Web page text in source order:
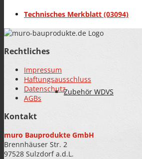
BAUWERKSABDICHTUNG
Zubehör WDVS
Technisches Merkblatt (03094)
Rechtliches
Impressum
Haftungsausschluss
Datenschutz
AGBs
Kontakt
muro Bauprodukte GmbH
Brennhäuser Str. 2
97528 Sulzdorf a.d.L.